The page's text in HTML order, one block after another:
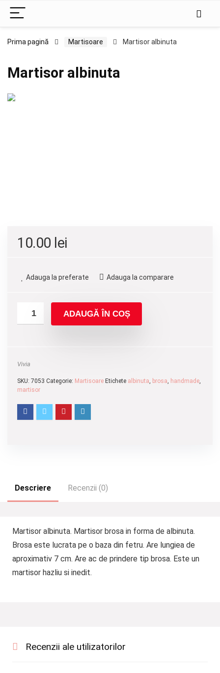
Prima pagină Martisoare Martisor albinuta
Martisor albinuta
10.00 lei
Adauga la preferate Adauga la comparare
ADAUGĂ ÎN COȘ
Vivia
SKU: 7053 Categorie: Martisoare Etichete albinuta, brosa, handmade,
martisor
Descriere Recenzii (0)
Martisor albinuta. Martisor brosa in forma de albinuta.
Brosa este lucrata pe o baza din fetru. Are lungiea de
aproximativ 7 cm. Are ac de prindere tip brosa. Este un
martisor hazliu si inedit.
Recenzii ale utilizatorilor